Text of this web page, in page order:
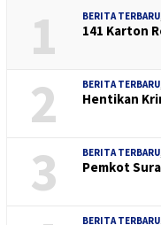
1 BERITA TERBARU
141 Karton
2 BERITA TERBARU
Hentikan
3 BERITA TERBARU
Pemkot
BERITA TERBARU